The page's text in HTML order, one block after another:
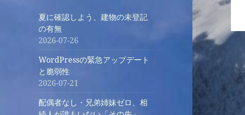
夏に確認しよう、建物の未登記
の有無
2026-07-26
WordPressの緊急アップデート
と脆弱性
2026-07-21
配偶者なし・兄弟姉妹ゼロ、相